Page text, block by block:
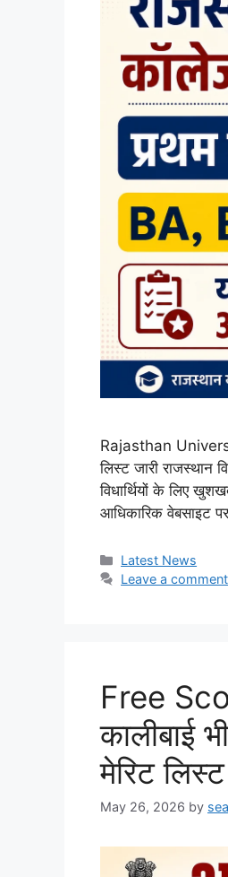
Rajasthan
लिस्ट जारी राजस्थान
विधार्थियों के लिए
आधिकारिक वेबसाइट
Categories
Latest News
Leave a comment
Free
कालीबाई
मेरिट
May 26, 2026 by